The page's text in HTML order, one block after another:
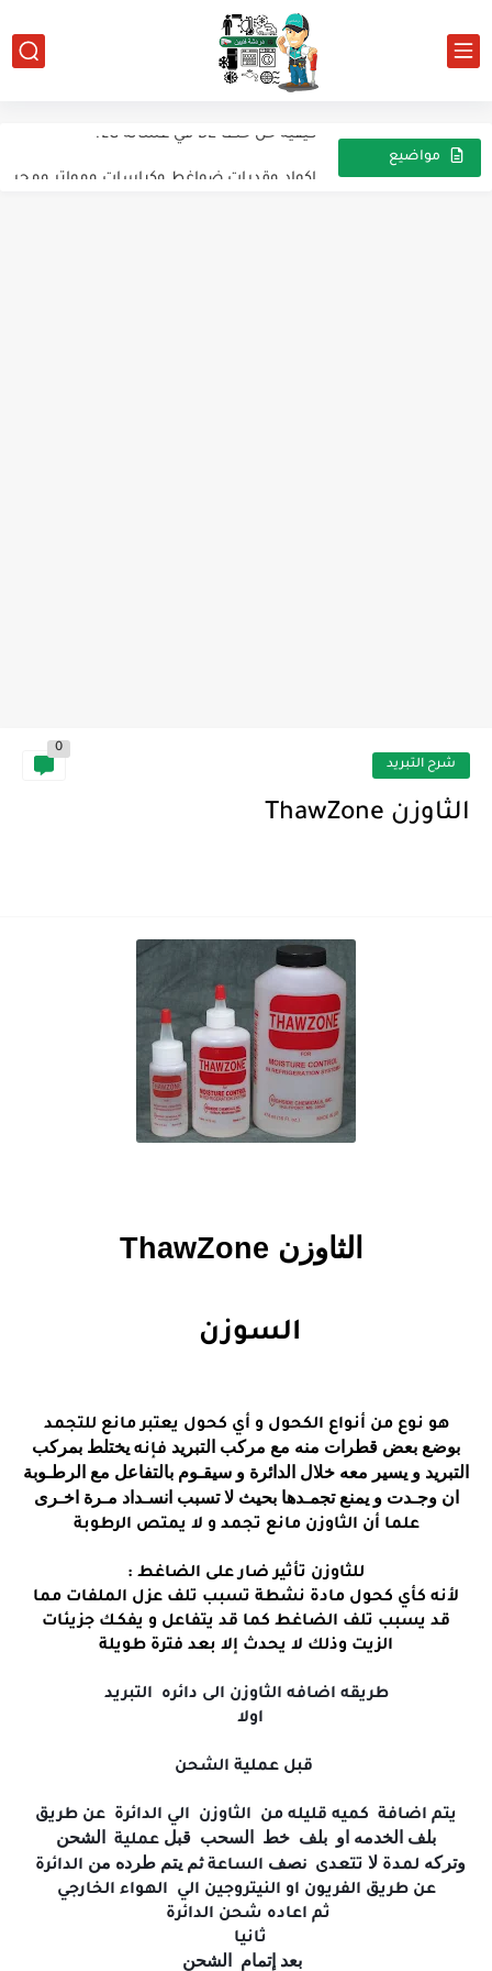
مواضيع
اكواد وقدرات ضواغط وكباسات ومواتر ومحركات التبريد والتكييف ماركة HUAGUANG
شرح التبريد
0
الثاوزن ThawZone
الثاوزن
السوزن
هو نوع من أنواع الكحول و أي كحول يعتبر مانع للتجمد
بوضع بعض قطرات منه مع مركب التبريد فإنه يختلط بمركب
التبريد و يسير معه خلال الدائرة و سيقـوم بالتفاعل مع الرطـوبة
ان وجـدت و يمنع تجمـدها بحيث لا تسبب انسـداد مـرة اخـرى
علما أن الثاوزن مانع تجمد و لا يمتص الرطوبة
للثاوزن تأثير ضار على الضاغط :
لأنه كأي كحول مادة نشطة تسبب تلف عزل الملفات مما
قد يسبب تلف الضاغط كما قد يتفاعل و يفكـك جزيئات
الزيت وذلك لا يحدث إلا بعد فترة طويلة
طريقه اضافه الثاوزن الى دائره التبريد
اولا
قبل عملية الشحن
يتم اضافة كميه قليله من الثاوزن الي الدائرة عن طريق
بلف الخدمه او بلف خط السحب قبل عملية الشحن
وتركه لمدة لا تتعدى نصف الساعةثم يتم طرده من الدائرة
عن طريق الفريون او النيتروجين الي الهواء الخارجي
ثم اعاده شحن الدائرة
ثانيا
بعد إتمام الشحن